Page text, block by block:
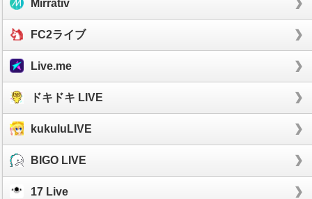
Mirrativ
FC2ライブ
Live.me
ドキドキ LIVE
kukuluLIVE
BIGO LIVE
17 Live